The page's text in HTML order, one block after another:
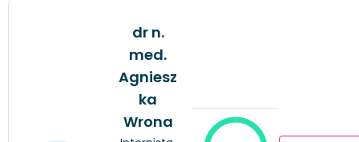
dr n.
med.
Agniesz
ka
Wrona